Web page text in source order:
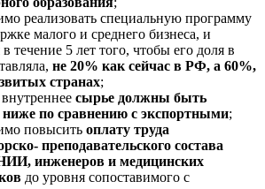
реализовать специальную программу
малого и среднего бизнеса, и
в течение 5 лет того, чтобы его доля в
не 20% как сейчас в РФ, а 60%,
странах;
сырье должны быть
ниже по сравнению с экспортными;
повысить оплату труда
преподавательского состава
инженеров и медицинских
до уровня сопоставимого с